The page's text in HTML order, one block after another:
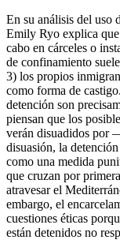
En su análisis del uso
Emily Ryo explica
cabo en cárceles o
de confinamiento
3) los propios
como forma de
detención son
piensan que los
verán disuadidos por
disuasión, la
como una medida
que cruzan por
atravesar el
embargo, el
cuestiones éticas
están detenidos no